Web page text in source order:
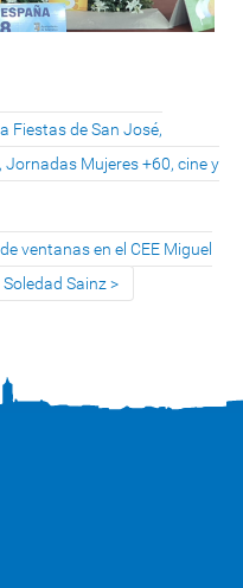
Fiestas de San José,
Mujeres +60, cine y
ventanas en el CEE Miguel
Sainz